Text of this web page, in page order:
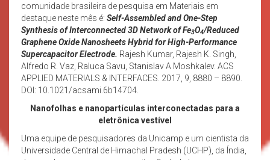
comunidade brasileira de pesquisa em Materiais em
destaque neste mês é: Self-Assembled and One-Step
Synthesis of Interconnected 3D Network of Fe3O4/Reduced
Graphene Oxide Nanosheets Hybrid for High-Performance
Supercapacitor Electrode. Rajesh Kumar, Rajesh K. Singh,
Alfredo R. Vaz, Raluca Savu, Stanislav A Moshkalev. ACS
APPLIED MATERIALS & INTERFACES. 2017, 9, 8880 – 8890.
DOI: 10.1021/acsami.6b14704.
Nanofolhas e nanopartículas interconectadas para a
eletrônica vestível
Uma equipe de pesquisadores da Unicamp e um cientista da
Universidade Central de Himachal Pradesh (UCHP), da Índia,